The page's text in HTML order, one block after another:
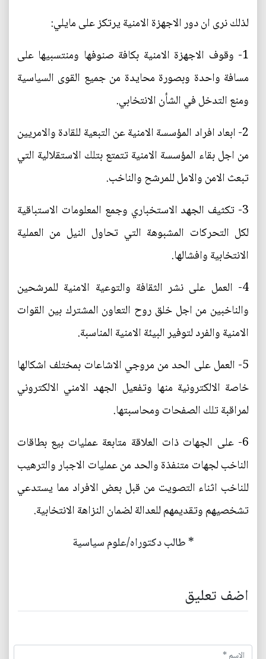
لذلك نرى ان دور الاجهزة الامنية يرتكز على مايلي:
1- وقوف الاجهزة الامنية بكافة صنوفها ومنتسبيها على
مسافة واحدة وبصورة محايدة من جميع القوى السياسية
ومنع التدخل في الشأن الانتخابي.
2- ابعاد افراد المؤسسة الامنية عن التبعية للقادة والامريين
من اجل بقاء المؤسسة الامنية تتمتع بتلك الاستقلالية التي
تبعث الامن والامل للمرشح والناخب.
3- تكثيف الجهد الاستخباري وجمع المعلومات الاستباقية
لكل التحركات المشبوهة التي تحاول النيل من العملية
الانتخابية وافشالها.
4- العمل على نشر الثقافة والتوعية الامنية للمرشحين
والناخبين من اجل خلق روح التعاون المشترك بين القوات
الامنية والفرد لتوفير البيئة الامنية المناسبة.
5- العمل على الحد من مروجي الاشاعات بمختلف اشكالها
خاصة الالكترونية منها وتفعيل الجهد الامني الالكتروني
لمراقبة تلك الصفحات ومحاسبتها.
6- على الجهات ذات العلاقة متابعة عمليات بيع بطاقات
الناخب لجهات متنفذة والحد من عمليات الاجبار والترهيب
للناخب اثناء التصويت من قبل بعض الافراد مما يستدعي
تشخصيهم وتقديمهم للعدالة لضمان النزاهة الانتخابية.
* طالب دكتوراه/علوم سياسية
اضف تعليق